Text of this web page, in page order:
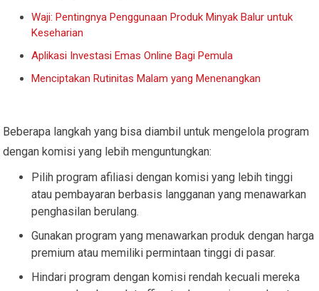
Waji: Pentingnya Penggunaan Produk Minyak Balur untuk
Keseharian
Aplikasi Investasi Emas Online Bagi Pemula
Menciptakan Rutinitas Malam yang Menenangkan
Beberapa langkah yang bisa diambil untuk mengelola program
dengan komisi yang lebih menguntungkan:
Pilih program afiliasi dengan komisi yang lebih tinggi
atau pembayaran berbasis langganan yang menawarkan
penghasilan berulang.
Gunakan program yang menawarkan produk dengan harga
premium atau memiliki permintaan tinggi di pasar.
Hindari program dengan komisi rendah kecuali mereka